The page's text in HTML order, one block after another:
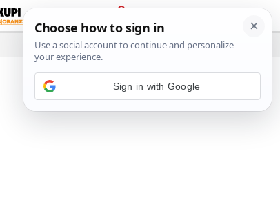
PRIJAVA
Sign in with Google